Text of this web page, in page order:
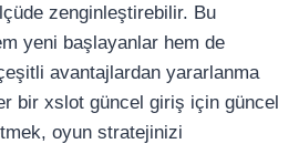
zenginleştirebilir. Bu
yeni başlayanlar hem de
avantajlardan yararlanma
bir xslot güncel giriş için güncel
oyun stratejinizi